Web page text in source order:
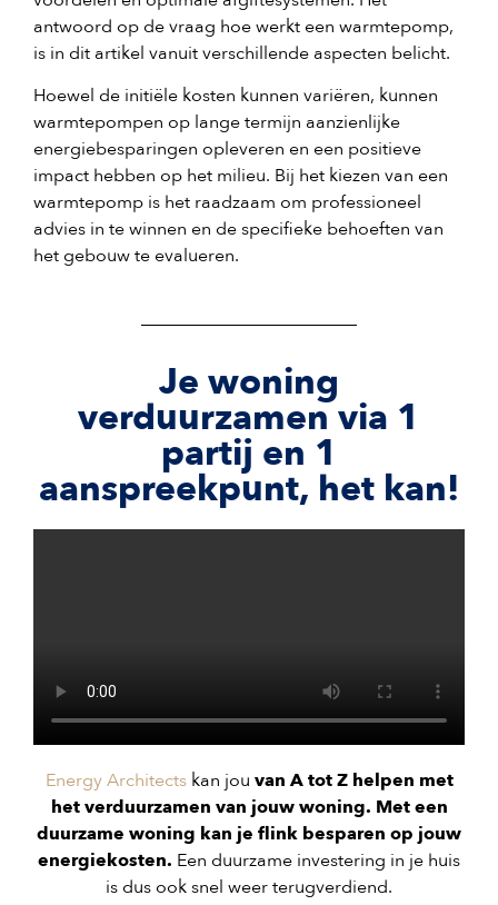
antwoord op de vraag hoe werkt een warmtepomp,
is in dit artikel vanuit verschillende aspecten belicht.
Hoewel de initiële kosten kunnen variëren, kunnen
warmtepompen op lange termijn aanzienlijke
energiebesparingen opleveren en een positieve
impact hebben op het milieu. Bij het kiezen van een
warmtepomp is het raadzaam om professioneel
advies in te winnen en de specifieke behoeften van
het gebouw te evalueren.
Je woning
verduurzamen via 1
partij en 1
aanspreekpunt, het kan!
Energy Architectskan jou van A tot Z helpen met
het verduurzamen van jouw woning. Met een
duurzame woning kan je flink besparen op jouw
energiekosten. Een duurzame investering in je huis
is dus ook snel weer terugverdiend.